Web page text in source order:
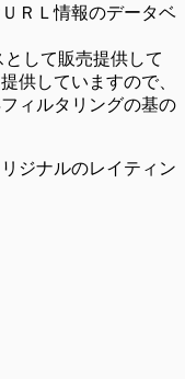
ＲＬ情報のデータベ
して販売提供して
供していますので、
ィルタリングの基の
ジナルのレイティン